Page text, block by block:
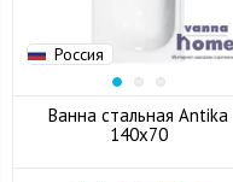
Россия
Ванна стальная Antika
140x70